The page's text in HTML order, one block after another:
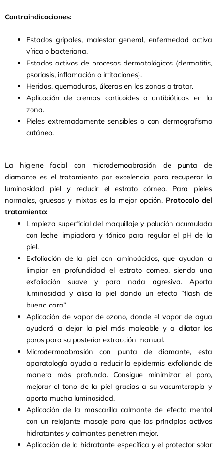
La higiene facial con microdemoabrasión de punta de
diamante es el tratamiento por excelencia para recuperar la
luminosidad piel y reducir el estrato córneo. Para pieles
normales, gruesas y mixtas es la mejor opción. Protocolo del
tratamiento:
Limpieza superficial del maquillaje y polución acumulada
con leche limpiadora y tónico para regular el pH de la
piel.
Exfoliación de la piel con aminoácidos, que ayudan a
limpiar en profundidad el estrato corneo, siendo una
exfoliación suave y para nada agresiva. Aporta
luminosidad y alisa la piel dando un efecto “flash de
buena cara”.
Aplicación de vapor de ozono, donde el vapor de agua
ayudará a dejar la piel más maleable y a dilatar los
poros para su posterior extracción manual.
Microdermoabrasión con punta de diamante, esta
aparatología ayuda a reducir la epidermis exfoliando de
manera más profunda. Consigue minimizar el poro,
mejorar el tono de la piel gracias a su vacumterapia y
aporta mucha luminosidad.
Aplicación de la mascarilla calmante de efecto mentol
con un relajante masaje para que los principios activos
hidratantes y calmantes penetren mejor.
Aplicación de la hidratante específica y el protector solar
Contraindicaciones:
Estados gripales, malestar general, enfermedad activa
vírica o bacteriana.
Estados activos de procesos dermatológicos (dermatitis,
psoriasis, inflamación o irritaciones).
Heridas, quemaduras, úlceras en las zonas a tratar.
Aplicación de cremas corticoides o antibióticas en la
zona.
Pieles extremadamente sensibles o con dermografismo
cutáneo.